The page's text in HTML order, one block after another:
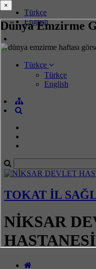
Dünya Emzirme
Türkçe
English
Türkçe
Türkçe
English
TOKAT İL
NİKSAR
HASTANESİ
×